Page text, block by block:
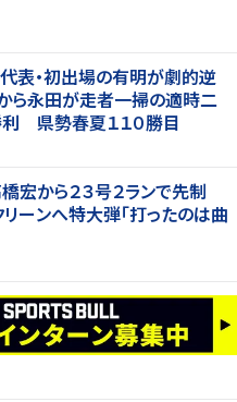
表・初出場の有明が劇的逆
永田が走者一掃の適時二
県勢春夏１１０勝目
から２３号２ランで先制
ーンへ特大弾「打ったのは曲